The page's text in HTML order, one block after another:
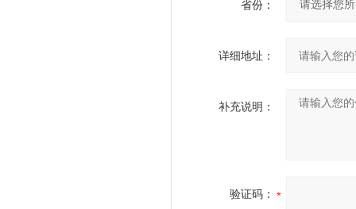
省份：
详细地址：
补充说明：
验证码：